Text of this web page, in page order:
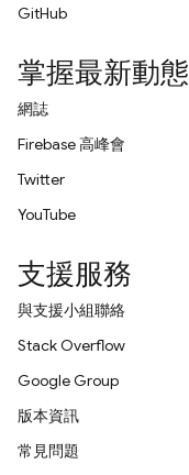
GitHub
掌握最新動態
網誌
Firebase 高峰會
Twitter
YouTube
支援服務
與支援小組聯絡
Stack Overflow
Google Group
版本資訊
常見問題